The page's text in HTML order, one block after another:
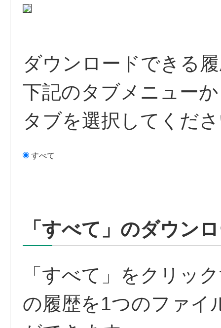
ダウンロードできる
下記のタブメニュー
タブを選択してくだ
すべて
「すべて」のダウン
「すべて」をクリッ
の履歴を1つのファイ